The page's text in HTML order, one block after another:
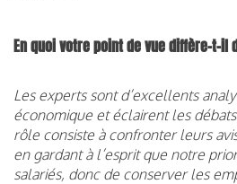
En quoi votre point de vue diffère-t-il
Les experts sont d’excellents
économique et éclairent les
rôle consiste à confronter leurs
en gardant à l’esprit que notre
salariés, donc de conserver les